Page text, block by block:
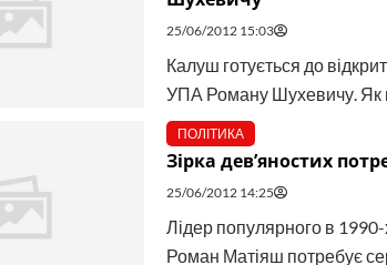
25/06/2012 15:03
Калуш готується до
УПА Роману Шухевичу. Як
ПОЛІТИКА
Зірка дев’яностих
25/06/2012 14:25
Лідер популярного в 1990-
Роман Матіяш потребує